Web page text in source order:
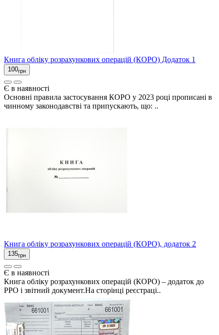
Книга обліку розрахункових операцій (КОРО) Додаток 1
100грн
Є в наявності
Основні правила застосування КОРО у 2023 році прописані в
чинному законодавстві та припускають, що: ..
Книга обліку розрахункових операцій (КОРО), додаток 2
135грн
Є в наявності
Книга обліку розрахункових операцій (КОРО) – додаток до
РРО і звітний документ.На сторінці реєстраці..